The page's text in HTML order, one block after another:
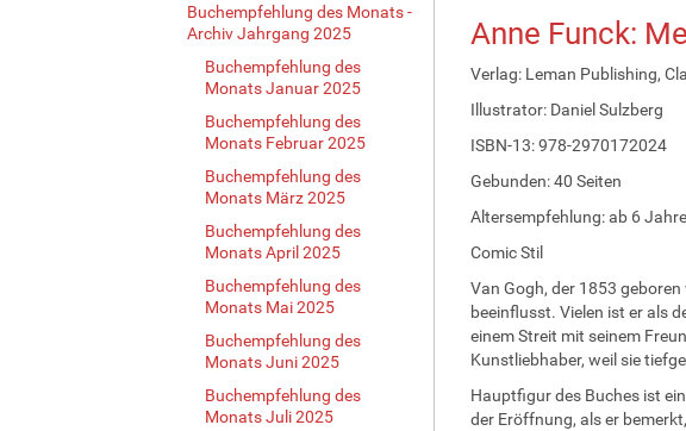
Buchempfehlung des Monats -
Archiv Jahrgang 2025
Buchempfehlung des
Monats Januar 2025
Buchempfehlung des
Monats Februar 2025
Buchempfehlung des
Monats März 2025
Buchempfehlung des
Monats April 2025
Buchempfehlung des
Monats Mai 2025
Buchempfehlung des
Monats Juni 2025
Buchempfehlung des
Monats Juli 2025
Anne Funck:
Verlag: Leman Publishing,
Illustrator: Daniel Sulzberg
ISBN-13: 978-2970172024
Gebunden: 40 Seiten
Altersempfehlung: ab 6
Comic Stil
Van Gogh, der 1853
beeinflusst. Vielen ist er als
einem Streit mit seinem
Kunstliebhaber, weil sie
Hauptfigur des Buches ist
der Eröffnung, als er